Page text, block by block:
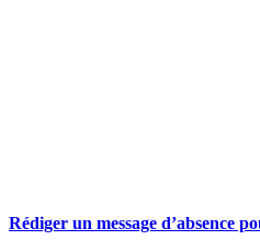
Rédiger un message d’absence